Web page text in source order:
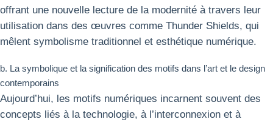
offrant une nouvelle lecture de la modernité à travers leur
utilisation dans des œuvres comme Thunder Shields, qui
mêlent symbolisme traditionnel et esthétique numérique.
b. La symbolique et la signification des motifs dans l’art et le design
contemporains
Aujourd’hui, les motifs numériques incarnent souvent des
concepts liés à la technologie, à l’interconnexion et à